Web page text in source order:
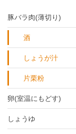
豚バラ肉(薄切り)
酒
しょうが汁
片栗粉
卵(室温にもどす)
しょうゆ